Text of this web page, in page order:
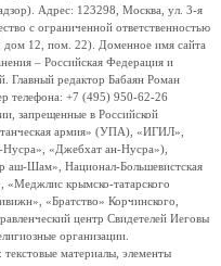
Адрес: 123298, Москва, ул. 3-я
с ограниченной ответственностью
12, пом. 22). Доменное имя сайта
– Российская Федерация и
Главный редактор Бабаян Роман
телефона: +7 (495) 950-62-26
запрещенные в Российской
армия» (УПА), «ИГИЛ»,
«Джебхат ан-Нусра»),
аш-Шам», Национал-Большевистская
крымско-татарского
«Братство» Корчинского,
центр Свидетелей Иеговы
организации.
материалы, элементы